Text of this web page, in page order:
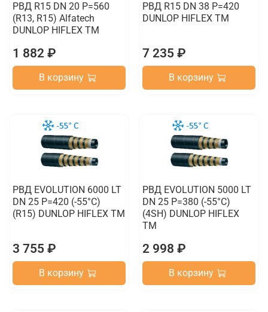
РВД R15 DN 20 P=560
(R13, R15) Alfatech
DUNLOP HIFLEX TM
1 882 ₽
В корзину
РВД R15 DN 38 P=420
DUNLOP HIFLEX TM
7 235 ₽
В корзину
РВД EVOLUTION 6000 LT
DN 25 P=420 (-55°C)
(R15) DUNLOP HIFLEX TM
3 755 ₽
В корзину
РВД EVOLUTION 5000 LT
DN 25 P=380 (-55°C)
(4SH) DUNLOP HIFLEX
TM
2 998 ₽
В корзину